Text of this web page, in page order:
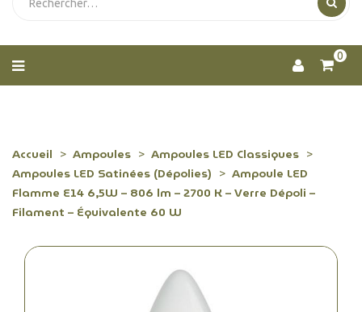
0
Accueil Ampoules
Ampoules LED Classiques
Ampoules LED Satinées (Dépolies)
Ampoule LED
Flamme E14 6,5W – 806 lm – 2700 K – Verre Dépoli –
Filament – Équivalente 60 W